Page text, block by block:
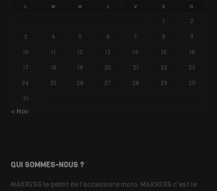
L M M J V S D
1
2
3
4 5 6 7 8
9
10
11 12 13 14 15
16
17
18 19 20 21 22
23
24
25 26 27 28 29
30
31
« Nov
QUI SOMMES-NOUS ?
MAXXESS le géant de l'accessoire moto. MAXXESS c'est le